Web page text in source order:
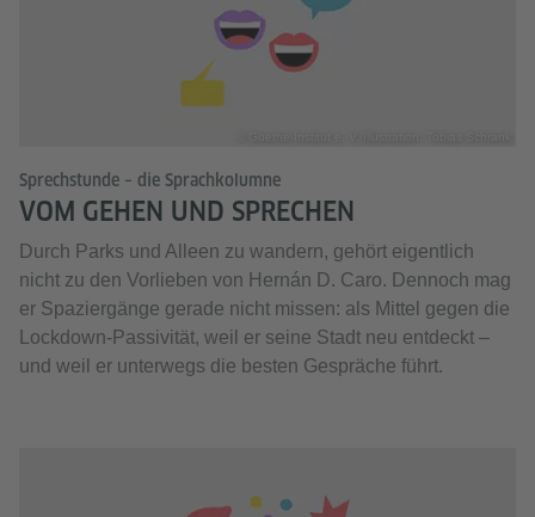
Sprechstunde – die Sprachkolumne
VOM GEHEN UND SPRECHEN
Durch Parks und Alleen zu wandern, gehört eigentlich
nicht zu den Vorlieben von Hernán D. Caro. Dennoch mag
er Spaziergänge gerade nicht missen: als Mittel gegen die
Lockdown-Passivität, weil er seine Stadt neu entdeckt –
und weil er unterwegs die besten Gespräche führt.